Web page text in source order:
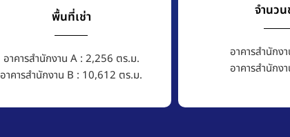
พื้นที่เช่า
อาคารสำนักงาน A : 2,256 ตร.ม.
อาคารสำนักงาน B : 10,612 ตร.ม.
จำนว
อาคารสำนักง
อาคารสำนักง